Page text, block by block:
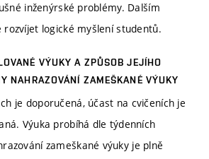
inženýrské problémy. Dalším
logické myšlení studentů.
VÝUKY A ZPŮSOB JEJÍHO
NAHRAZOVÁNÍ ZAMEŠKANÉ VÝUKY
je doporučená, účast na cvičeních je
Výuka probíhá dle týdenních
zameškané výuky je plně